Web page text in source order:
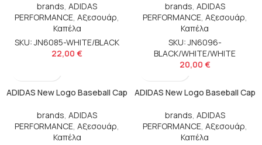
brands, ADIDAS
PERFORMANCE, Αξεσουάρ,
Καπέλα
SKU: JN6085-WHITE/BLACK
22,00 €
brands, ADIDAS
PERFORMANCE, Αξεσουάρ,
Καπέλα
SKU: JN6096-
BLACK/WHITE/WHITE
20,00 €
ADIDAS New Logo Baseball Cap
brands, ADIDAS
PERFORMANCE, Αξεσουάρ,
Καπέλα
ADIDAS New Logo Baseball Cap
brands, ADIDAS
PERFORMANCE, Αξεσουάρ,
Καπέλα